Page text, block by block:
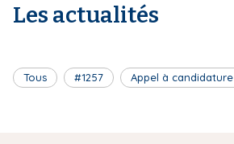
Les actualités
Tous #1257 Appel à candidature